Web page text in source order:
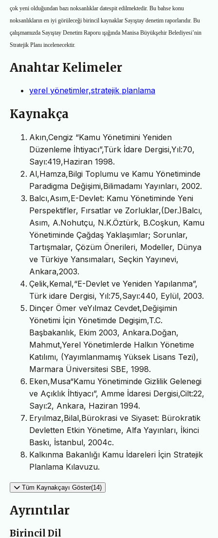
çok yeni olduğundan bazı noksanlıklar datespit edilmektedir. Bu bahse konu
noksanlıkların en iyi görüleceği birincil kaynaklar Sayıştay denetim raporlarıdır. Bu
çalışmamızda Sayıştay Denetim Raporu ışığında Manisa Büyükşehir Belediyesi’nin
Stratejik Planı incelenecektir.
Anahtar Kelimeler
yerel yönetimler,stratejik planlama
Kaynakça
Akın,Cengiz “Kamu Yönetimini Yeniden
Düzenleme İhtiyacı”,Türk İdare Dergisi,Yıl:70,
Sayı:419,Haziran 1998.
Al,Hamza,Bilgi Toplumu ve Kamu Yönetiminde
Paradigma Değişimi,Bilimadamı Yayınları, 2002.
Balcı,Asım,E-Devlet: Kamu Yönetiminde Yeni
Perspektifler, Fırsatlar ve Zorluklar,(Der.)Balcı,
Asım, A.Nohutçu, N.K.Öztürk, B.Coşkun, Kamu
Yönetiminde Çağdaş Yaklaşımlar; Sorunlar,
Tartışmalar, Çözüm Önerileri, Modeller, Dünya
ve Türkiye Yansımaları, Seçkin Yayınevi,
Ankara,2003.
Çelik,Kemal,“E-Devlet ve Yeniden Yapılanma”,
Türk idare Dergisi, Yıl:75,Sayı:440, Eylül, 2003.
Dinçer Ömer veYılmaz Cevdet,Değişimin
Yönetimi İçin Yönetimde Degişim,T.C.
Başbakanlık, Ekim 2003, Ankara.Doğan,
Mahmut,Yerel Yönetimlerde Halkın Yönetime
Katılımı, (Yayımlanmamış Yüksek Lisans Tezi),
Marmara Üniversitesi SBE, 1998.
Eken,Musa“Kamu Yönetiminde Gizlilik Gelenegi
ve Açıklık İhtiyacı”, Amme İdaresi Dergisi,Cilt:22,
Sayı:2, Ankara, Haziran 1994.
Eryılmaz,Bilal,Bürokrasi ve Siyaset: Bürokratik
Devletten Etkin Yönetime, Alfa Yayınları, İkinci
Baskı, İstanbul, 2004c.
Kalkınma Bakanlığı Kamu İdareleri İçin Stratejik
Planlama Kılavuzu.
Tüm Kaynakçayı Göster(14)
Ayrıntılar
Birincil Dil